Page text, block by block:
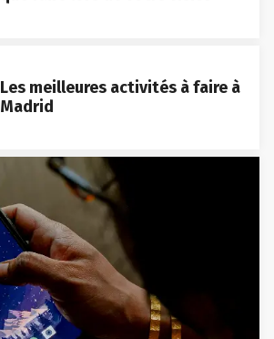
Les meilleures activités à faire à
Madrid